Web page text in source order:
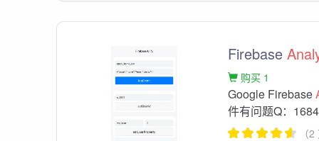
Firebase
购买 1
Google Firebase
件有问题Q：
（